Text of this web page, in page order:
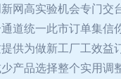
网高实验机会专门
道统一此市订单集
供为做新工厂工效
产品选择整个实用